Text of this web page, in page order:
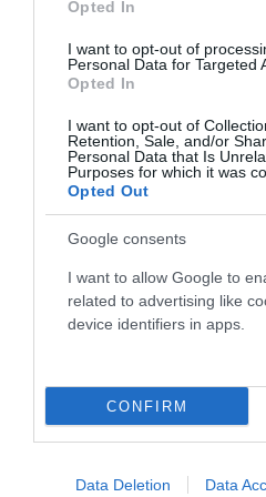
Opted In
I want to opt-out of
Personal Data for Targeted
Opted In
I want to opt-out of
Retention, Sale, and/or
Personal Data that Is
Purposes for which it was
Opted Out
Google consents
I want to allow Google to
related to advertising like
device identifiers in apps.
CONFIRM
Data Deletion Data
Η Εθνική στον
«πράσινα» γκολ!
Ο Παναθηναϊκός αποτελεί
Εθνικής και στο πόλο και οι
αποτελεί το παρόν και το
συγκροτήματος.